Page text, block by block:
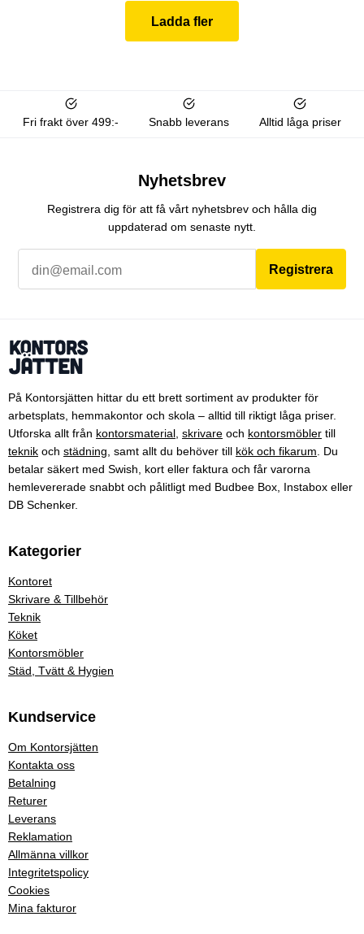
Ladda fler
Fri frakt över 499:- Snabb leverans Alltid låga priser
Nyhetsbrev
Registrera dig för att få vårt nyhetsbrev och hålla dig
uppdaterad om senaste nytt.
Registrera
På Kontorsjätten hittar du ett brett sortiment av produkter för
arbetsplats, hemmakontor och skola – alltid till riktigt låga priser.
Utforska allt från kontorsmaterial skrivare och kontorsmöbler till
teknik och städning , samt allt du behöver till kök och fikarum . Du
betalar säkert med Swish, kort eller faktura och får varorna
hemlevererade snabbt och pålitligt med Budbee Box, Instabox eller
DB Schenker.
Kategorier
Kontoret
Skrivare & Tillbehör
Teknik
Köket
Kontorsmöbler
Städ, Tvätt & Hygien
Kundservice
Om Kontorsjätten
Kontakta oss
Betalning
Returer
Leverans
Reklamation
Allmänna villkor
Integritetspolicy
Cookies
Mina fakturor